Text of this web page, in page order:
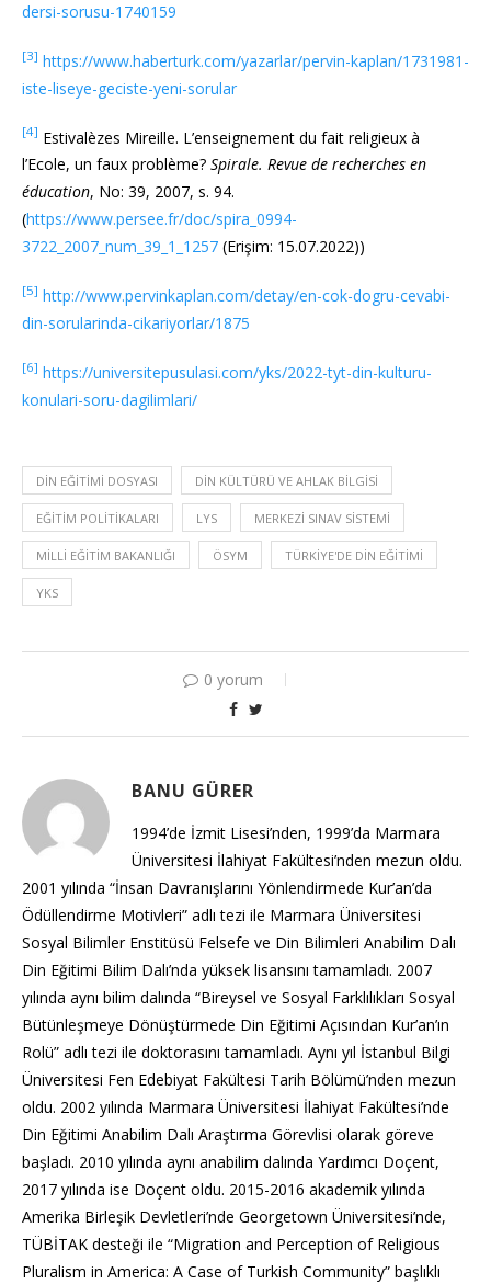
dersi-sorusu-1740159
[3] https://www.haberturk.com/yazarlar/pervin-kaplan/1731981-
iste-liseye-geciste-yeni-sorular
[4] Estivalèzes Mireille. L’enseignement du fait religieux à
l’Ecole, un faux problème? Spirale. Revue de recherches en
éducation, No: 39, 2007, s. 94.
(https://www.persee.fr/doc/spira_0994-
3722_2007_num_39_1_1257 (Erişim: 15.07.2022))
[5] http://www.pervinkaplan.com/detay/en-cok-dogru-cevabi-
din-sorularinda-cikariyorlar/1875
[6] https://universitepusulasi.com/yks/2022-tyt-din-kulturu-
konulari-soru-dagilimlari/
DIN EĞITIMI DOSYASI DIN KÜLTÜRÜ VE AHLAK BILGISI
EĞITIM POLITIKALARI LYS MERKEZI SINAV SISTEMI
MILLI EĞITIM BAKANLIĞI ÖSYM TÜRKIYE'DE DIN EĞITIMI
YKS
0 yorum
BANU GÜRER
1994’de İzmit Lisesi’nden, 1999’da Marmara
Üniversitesi İlahiyat Fakültesi’nden mezun oldu.
2001 yılında “İnsan Davranışlarını Yönlendirmede Kur’an’da
Ödüllendirme Motivleri” adlı tezi ile Marmara Üniversitesi
Sosyal Bilimler Enstitüsü Felsefe ve Din Bilimleri Anabilim Dalı
Din Eğitimi Bilim Dalı’nda yüksek lisansını tamamladı. 2007
yılında aynı bilim dalında “Bireysel ve Sosyal Farklılıkları Sosyal
Bütünleşmeye Dönüştürmede Din Eğitimi Açısından Kur’an’ın
Rolü” adlı tezi ile doktorasını tamamladı. Aynı yıl İstanbul Bilgi
Üniversitesi Fen Edebiyat Fakültesi Tarih Bölümü’nden mezun
oldu. 2002 yılında Marmara Üniversitesi İlahiyat Fakültesi’nde
Din Eğitimi Anabilim Dalı Araştırma Görevlisi olarak göreve
başladı. 2010 yılında aynı anabilim dalında Yardımcı Doçent,
2017 yılında ise Doçent oldu. 2015-2016 akademik yılında
Amerika Birleşik Devletleri’nde Georgetown Üniversitesi’nde,
TÜBİTAK desteği ile “Migration and Perception of Religious
Pluralism in America: A Case of Turkish Community” başlıklı